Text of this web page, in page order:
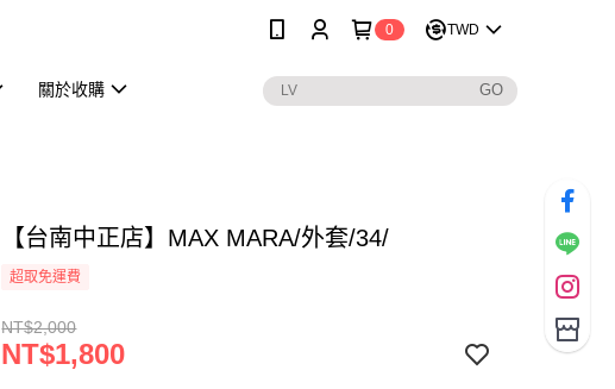
0 TWD
關於收購
【台南中正店】MAX MARA/外套/34/
超取免運費
NT$2,000
NT$1,800